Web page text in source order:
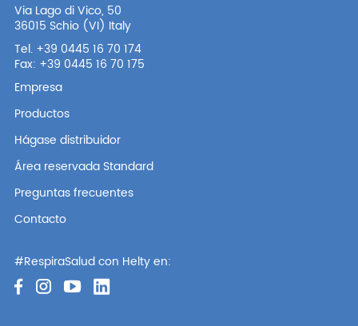
Via Lago di Vico, 50
36015 Schio (VI) Italy
Tel. +39 0445 16 70 174
Fax: +39 0445 16 70 175
Empresa
Productos
Hágase distribuidor
Área reservada Standard
Preguntas frecuentes
Contacto
#RespiraSalud con Helty en: